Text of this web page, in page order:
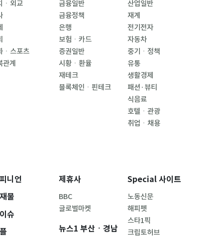
ㆍ외교
ㆍ스포츠
관계
금융일반
금융정책
은행
보험ㆍ카드
증권일반
시황ㆍ환율
재테크
블록체인ㆍ핀테크
산업일반
재계
전기전자
자동차
중기ㆍ정책
유통
생활경제
패션·뷰티
식음료
호텔ㆍ관광
취업ㆍ채용
니언
물
슈
제휴사
BBC
글로벌마켓
뉴스1 부산ㆍ경남
Special 사이트
노동신문
해피펫
스타1픽
크립토허브